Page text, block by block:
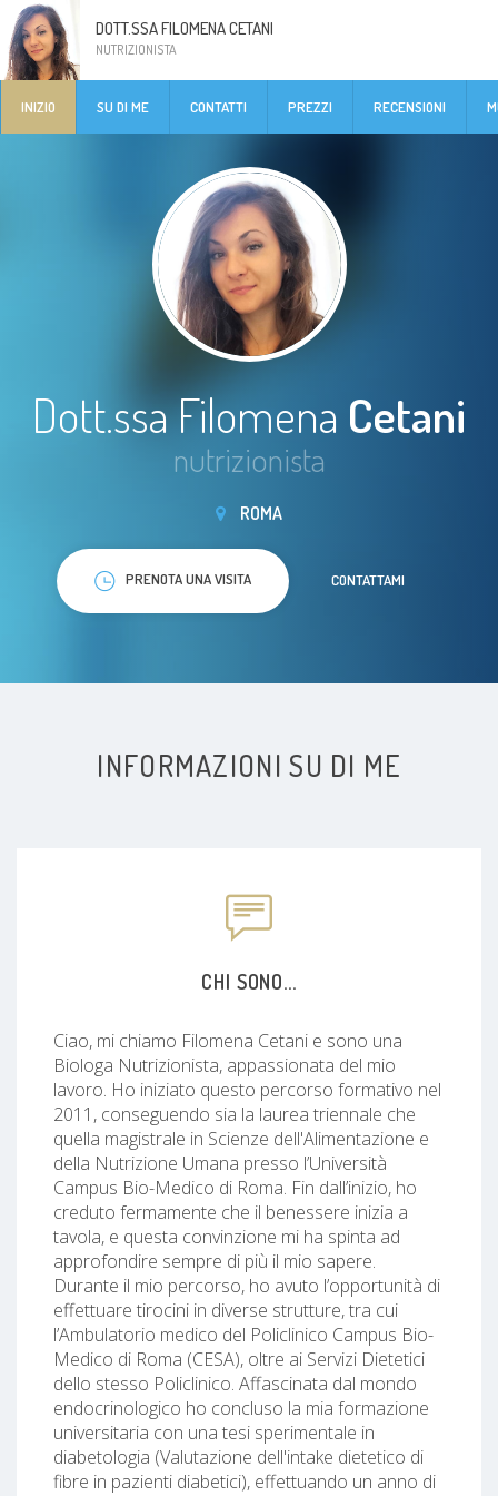
DOTT.SSA FILOMENA CETANI
NUTRIZIONISTA
INIZIO SU DI ME CONTATTI PREZZI RECENSIONI
Dott.ssa Filomena Cetani
nutrizionista
ROMA
PRENOTA UNA VISITA CONTATTAMI
INFORMAZIONI SU DI ME
CHI SONO...
Ciao, mi chiamo Filomena Cetani e sono una
Biologa Nutrizionista, appassionata del mio
lavoro. Ho iniziato questo percorso formativo nel
2011, conseguendo sia la laurea triennale che
quella magistrale in Scienze dell'Alimentazione e
della Nutrizione Umana presso l’Università
Campus Bio-Medico di Roma. Fin dall’inizio, ho
creduto fermamente che il benessere inizia a
tavola, e questa convinzione mi ha spinta ad
approfondire sempre di più il mio sapere.
Durante il mio percorso, ho avuto l’opportunità di
effettuare tirocini in diverse strutture, tra cui
l’Ambulatorio medico del Policlinico Campus Bio-
Medico di Roma (CESA), oltre ai Servizi Dietetici
dello stesso Policlinico. Affascinata dal mondo
endocrinologico ho concluso la mia formazione
universitaria con una tesi sperimentale in
diabetologia (Valutazione dell'intake dietetico di
fibre in pazienti diabetici), effettuando un anno di